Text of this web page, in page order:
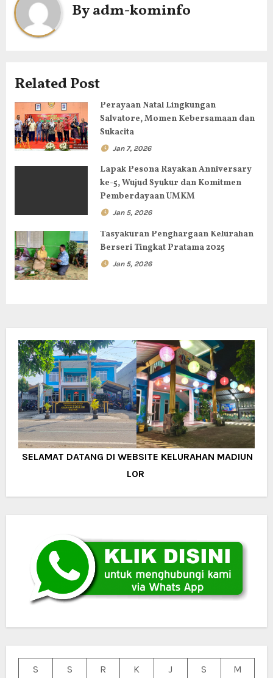
a
s
p
o
s
Byadm-kominfo
Related Post
Perayaan Natal Lingkungan
Salvatore, Momen Kebersamaan dan
Sukacita
Jan 7, 2026
Lapak Pesona Rayakan Anniversary
ke-5, Wujud Syukur dan Komitmen
Pemberdayaan UMKM
Jan 5, 2026
Tasyakuran Penghargaan Kelurahan
Berseri Tingkat Pratama 2025
Jan 5, 2026
SELAMAT DATANG DI WEBSITE KELURAHAN MADIUN
LOR
S S R K J S M